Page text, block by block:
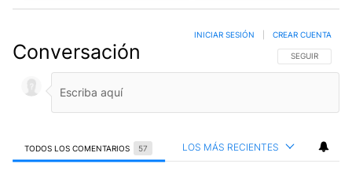
Conversación SIGA ESTA
SEGUIR
INICIAR SESIÓN CREAR CUENTA
TODOS LOS COMENTARIOS 57 LOS MÁS RECIENTES